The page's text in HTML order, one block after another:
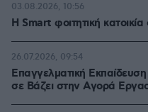
Η Smart φοιτητική
03.08.2026, 10:56
Επαγγελματική
σε Bάζει στην Aγορά
26.07.2026, 09:54